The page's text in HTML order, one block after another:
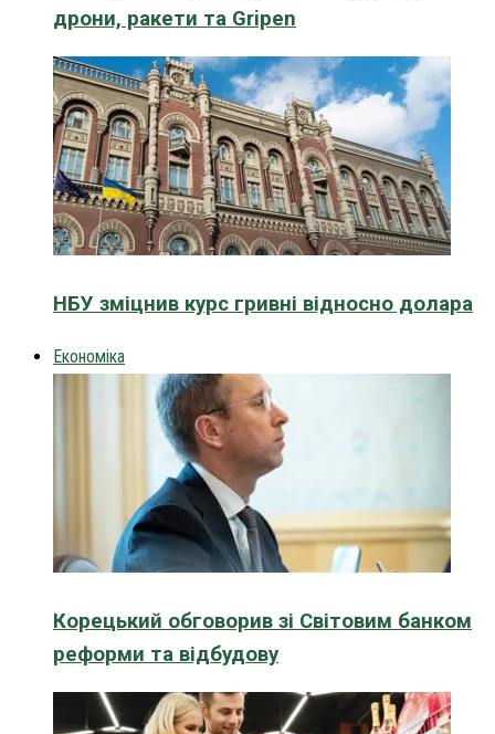
дрони, ракети та Gripen
НБУ зміцнив курс гривні відносно долара
Економіка
Корецький обговорив зі Світовим банком
реформи та відбудову